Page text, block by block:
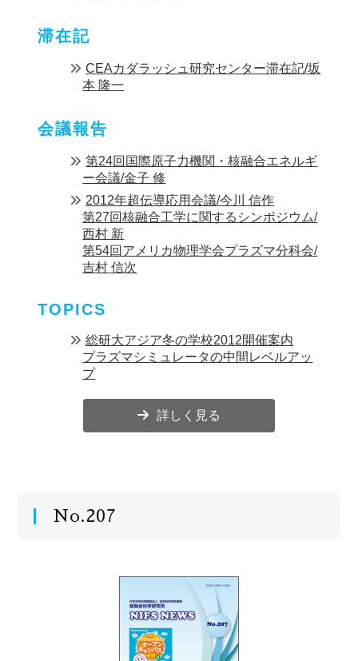
滞在記
CEAカダラッシュ研究センター滞在記/坂
本 隆一
会議報告
第24回国際原子力機関・核融合エネルギ
ー会議/金子 修
2012年超伝導応用会議/今川 信作
第27回核融合工学に関するシンポジウム/
西村 新
第54回アメリカ物理学会プラズマ分科会/
吉村 信次
TOPICS
総研大アジア冬の学校2012開催案内
プラズマシミュレータの中間レベルアッ
プ
詳しく見る
No.207